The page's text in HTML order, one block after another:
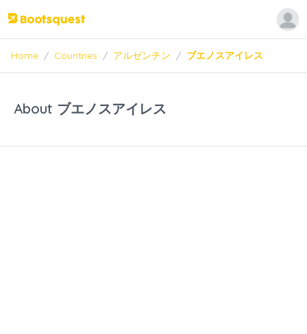
Home / Countries / アルゼンチン / ブエノスアイレス
About ブエノスアイレス